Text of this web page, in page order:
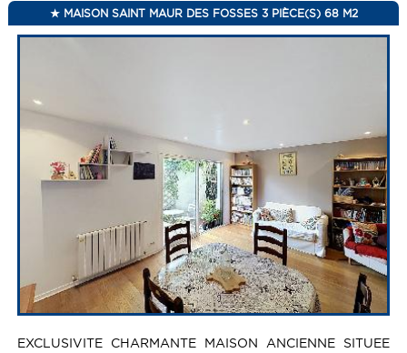
MAISON SAINT MAUR DES FOSSES 3 PIÈCE(S) 68 M2
EXCLUSIVITE CHARMANTE MAISON ANCIENNE SITUEE